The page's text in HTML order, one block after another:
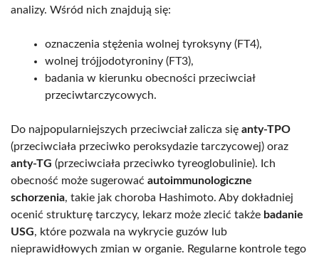
analizy. Wśród nich znajdują się:
oznaczenia stężenia wolnej tyroksyny (FT4),
wolnej trójjodotyroniny (FT3),
badania w kierunku obecności przeciwciał
przeciwtarczycowych.
Do najpopularniejszych przeciwciał zalicza się anty-TPO
(przeciwciała przeciwko peroksydazie tarczycowej) oraz
anty-TG (przeciwciała przeciwko tyreoglobulinie). Ich
obecność może sugerować autoimmunologiczne
schorzenia, takie jak choroba Hashimoto. Aby dokładniej
ocenić strukturę tarczycy, lekarz może zlecić także badanie
USG, które pozwala na wykrycie guzów lub
nieprawidłowych zmian w organie. Regularne kontrole tego